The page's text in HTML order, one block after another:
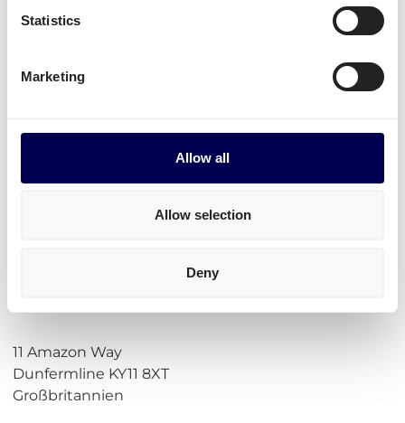
Statistics
Marketing
Allow all
Allow selection
Deny
500kg ist das Maximalgewwicht pro Palette
Praktische Hilfsmittel für den Versand
Paketumfang berechnen
Frachtkosten berechnen
Adresse für Amazon
11 Amazon Way
Dunfermline KY11 8XT
Großbritannien